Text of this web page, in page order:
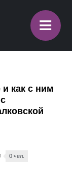
≡
как с ним
0 чел.